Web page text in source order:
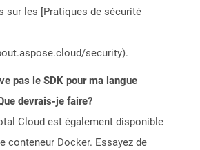
sur les [Pratiques de sécurité
security).
pas le SDK pour ma langue
devrais-je faire?
Cloud est également disponible
conteneur Docker. Essayez de